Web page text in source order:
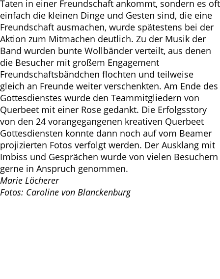
Taten in einer Freundschaft ankommt, sondern es oft
einfach die kleinen Dinge und Gesten sind, die eine
Freundschaft ausmachen, wurde spätestens bei der
Aktion zum Mitmachen deutlich. Zu der Musik der
Band wurden bunte Wollbänder verteilt, aus denen
die Besucher mit großem Engagement
Freundschaftsbändchen flochten und teilweise
gleich an Freunde weiter verschenkten. Am Ende des
Gottesdienstes wurde den Teammitgliedern von
Querbeet mit einer Rose gedankt. Die Erfolgsstory
von den 24 vorangegangenen kreativen Querbeet
Gottesdiensten konnte dann noch auf vom Beamer
projizierten Fotos verfolgt werden. Der Ausklang mit
Imbiss und Gesprächen wurde von vielen Besuchern
gerne in Anspruch genommen.
Marie Löcherer
Fotos: Caroline von Blanckenburg